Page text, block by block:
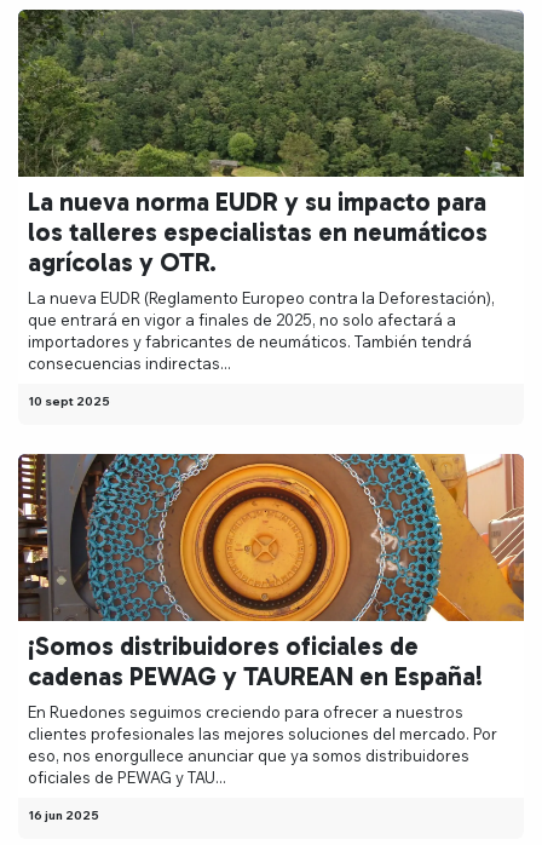
La nueva norma EUDR y su impacto para
los talleres especialistas en neumáticos
agrícolas y OTR.
La nueva EUDR (Reglamento Europeo contra la Deforestación),
que entrará en vigor a finales de 2025, no solo afectará a
importadores y fabricantes de neumáticos. También tendrá
consecuencias indirectas...
10 sept 2025
¡Somos distribuidores oficiales de
cadenas PEWAG y TAUREAN en España!
En Ruedones seguimos creciendo para ofrecer a nuestros
clientes profesionales las mejores soluciones del mercado. Por
eso, nos enorgullece anunciar que ya somos distribuidores
oficiales de PEWAG y TAU...
16 jun 2025